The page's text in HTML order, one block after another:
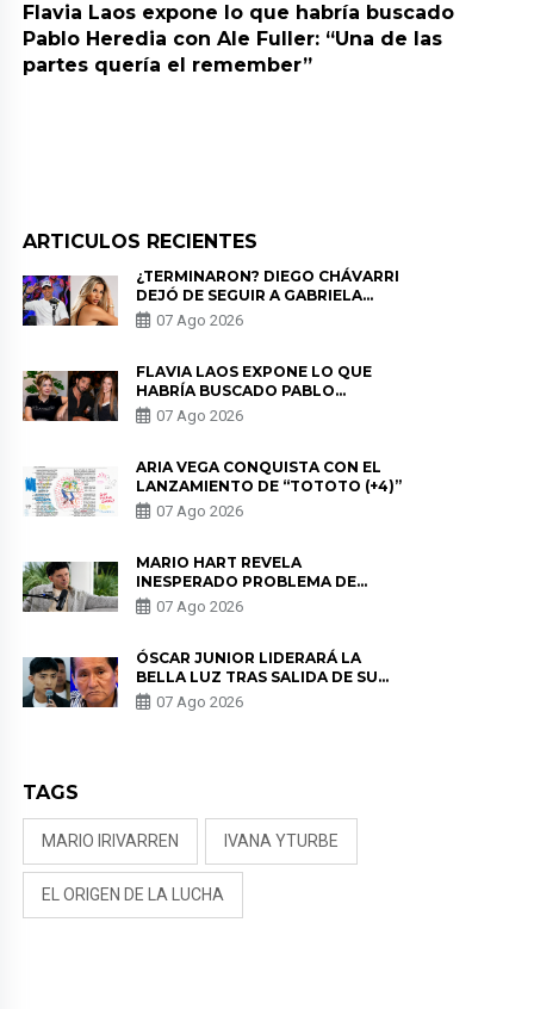
Flavia Laos expone lo que habría buscado
Pablo Heredia con Ale Fuller: “Una de las
partes quería el remember”
ARTICULOS RECIENTES
¿TERMINARON? DIEGO CHÁVARRI
DEJÓ DE SEGUIR A GABRIELA
HERRERA Y ANUNCIA SU SALIDA
DE PÓDCAST
07 Ago 2026
FLAVIA LAOS EXPONE LO QUE
HABRÍA BUSCADO PABLO
HEREDIA CON ALE FULLER: “UNA
DE LAS PARTES QUERÍA EL
07 Ago 2026
ARIA VEGA CONQUISTA CON EL
LANZAMIENTO DE “TOTOTO (+4)”
07 Ago 2026
MARIO HART REVELA
INESPERADO PROBLEMA DE
SALUD ANTES DE SEPARARSE DE
KORINA: “ME ENCONTRARON UN
07 Ago 2026
ÓSCAR JUNIOR LIDERARÁ LA
BELLA LUZ TRAS SALIDA DE SU
PADRE POR POLÉMICA CON
NALDY SALDAÑA
07 Ago 2026
TAGS
MARIO IRIVARREN IVANA YTURBE
EL ORIGEN DE LA LUCHA